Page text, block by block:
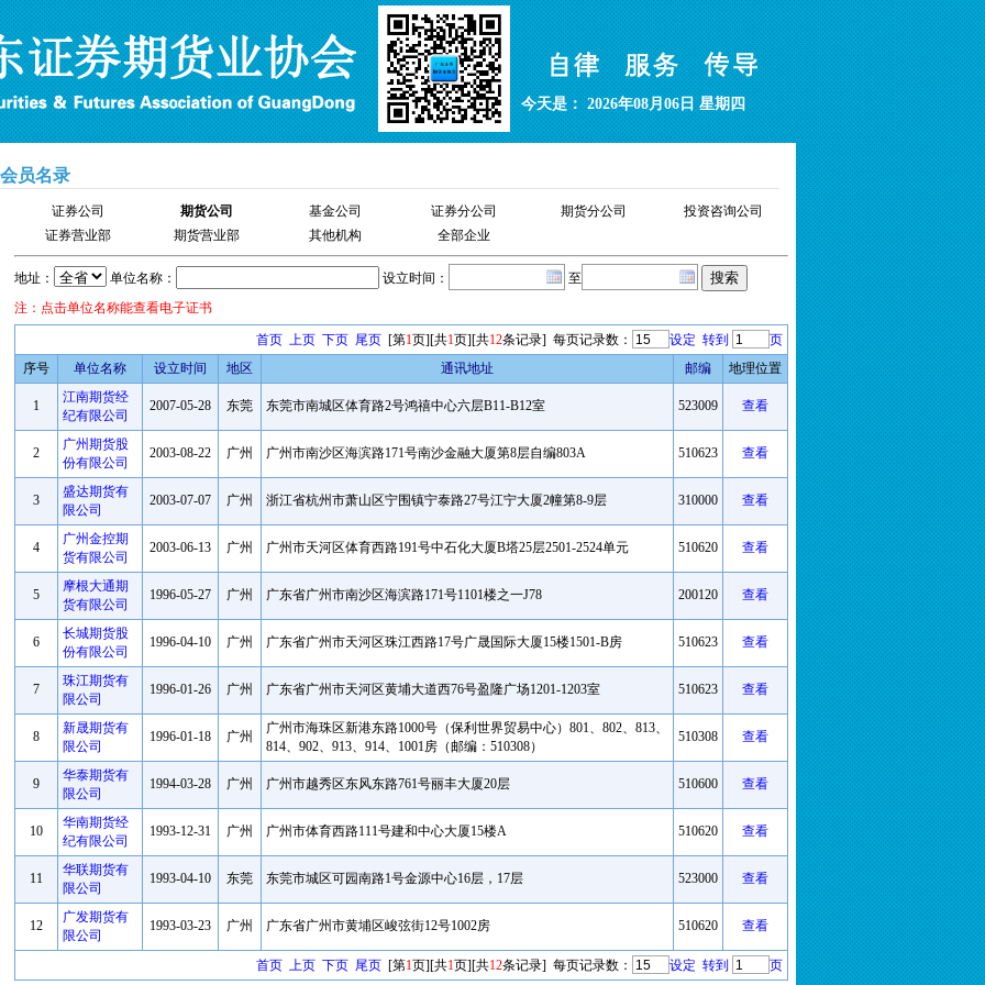
今天是： 2026年08月06日 星期四
会员名录
证券公司 期货公司 基金公司 证券分公司 期货分公司
投资咨询公司
证券营业部
期货营业部 其他机构 全部企业
地址： 单位名称： 设立时间：
至
注：点击单位名称能查看电子证书
首页 上页 下页 尾页 [第1页][共1页][共12条记录] 每页记录数： 设定 转到
页
序号
单位名称 设立时间 地区 通讯地址 邮编 地理位置
1
江南期货经
纪有限公司
2007-05-28 东莞 东莞市南城区体育路2号鸿禧中心六层B11-B12室 523009 查看
2
广州期货股
份有限公司
2003-08-22 广州 广州市南沙区海滨路171号南沙金融大厦第8层自编803A 510623 查看
3
盛达期货有
限公司
2003-07-07 广州 浙江省杭州市萧山区宁围镇宁泰路27号江宁大厦2幢第8-9层 310000 查看
4
广州金控期
货有限公司
2003-06-13 广州 广州市天河区体育西路191号中石化大厦B塔25层2501-2524单元 510620 查看
5
摩根大通期
货有限公司
1996-05-27 广州 广东省广州市南沙区海滨路171号1101楼之一J78 200120 查看
6
长城期货股
份有限公司
1996-04-10 广州 广东省广州市天河区珠江西路17号广晟国际大厦15楼1501-B房 510623 查看
7
珠江期货有
限公司
1996-01-26 广州 广东省广州市天河区黄埔大道西76号盈隆广场1201-1203室 510623 查看
8
新晟期货有
限公司
1996-01-18 广州
广州市海珠区新港东路1000号（保利世界贸易中心）801、802、813、
814、902、913、914、1001房（邮编：510308）
510308 查看
9
华泰期货有
限公司
1994-03-28 广州 广州市越秀区东风东路761号丽丰大厦20层 510600 查看
10
华南期货经
纪有限公司
1993-12-31 广州 广州市体育西路111号建和中心大厦15楼A 510620 查看
11
华联期货有
限公司
1993-04-10 东莞 东莞市城区可园南路1号金源中心16层，17层 523000 查看
12
广发期货有
限公司
1993-03-23 广州 广东省广州市黄埔区峻弦街12号1002房 510620 查看
首页 上页 下页 尾页 [第1页][共1页][共12条记录] 每页记录数： 设定 转到 页